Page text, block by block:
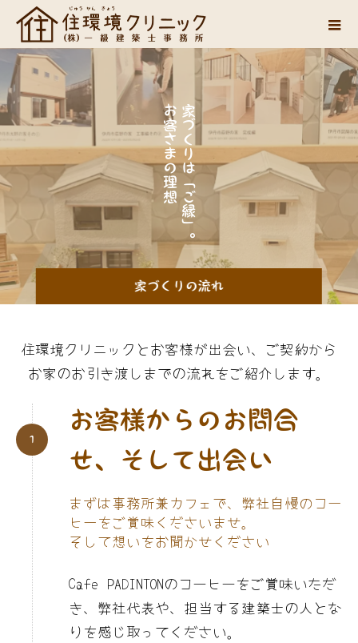
家づくりの流れ
家
づ
く
り
は
「
ご
縁
」
。
お
客
さ
ま
の
理
想
を
実
現
さ
せ
る
住環境クリニックとお客様が出会い、ご契約から
お家のお引き渡しまでの流れをご紹介します。
お客様からのお問合
せ、そして出会い
まずは事務所兼カフェで、弊社自慢のコー
ヒーをご賞味くださいませ。
そして想いをお聞かせください
Cafe PADINTONのコーヒーをご賞味いただ
き、弊社代表や、担当する建築士の人とな
りを感じ取ってください。